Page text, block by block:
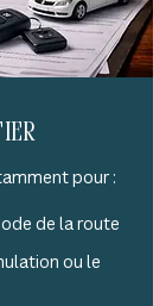
pour :
de la route
ou le